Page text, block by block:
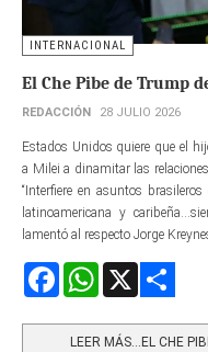
INTERNACIONAL
El Che Pibe de Trump
REDACCIÓN 28 JULIO 2026
Estados Unidos quiere que el
a Milei a dinamitar las
“Interfiere en asuntos
latinoamericana y
lamentó al respecto Jorge
FacebookWhatsApp
LEER MÁS…EL CHE